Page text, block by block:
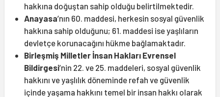
hakkına doğuştan sahip olduğu belirtilmektedir.
Anayasa’nın 60. maddesi, herkesin sosyal güvenlik
hakkına sahip olduğunu; 61. maddesi ise yaşlıların
devletçe korunacağını hükme bağlamaktadır.
Birleşmiş Milletler İnsan Hakları Evrensel
Bildirgesi’nin 22. ve 25. maddeleri, sosyal güvenlik
hakkını ve yaşlılık döneminde refah ve güvenlik
içinde yaşama hakkını temel bir insan hakkı olarak